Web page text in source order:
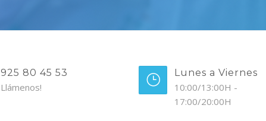
925 80 45 53
Llámenos!
Lunes a Viernes
10:00/13:00H -
17:00/20:00H